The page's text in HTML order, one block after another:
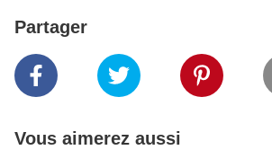
Partager
Vous aimerez aussi